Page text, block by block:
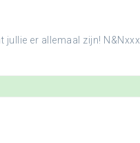
jullie er allemaal zijn! N&Nxxx